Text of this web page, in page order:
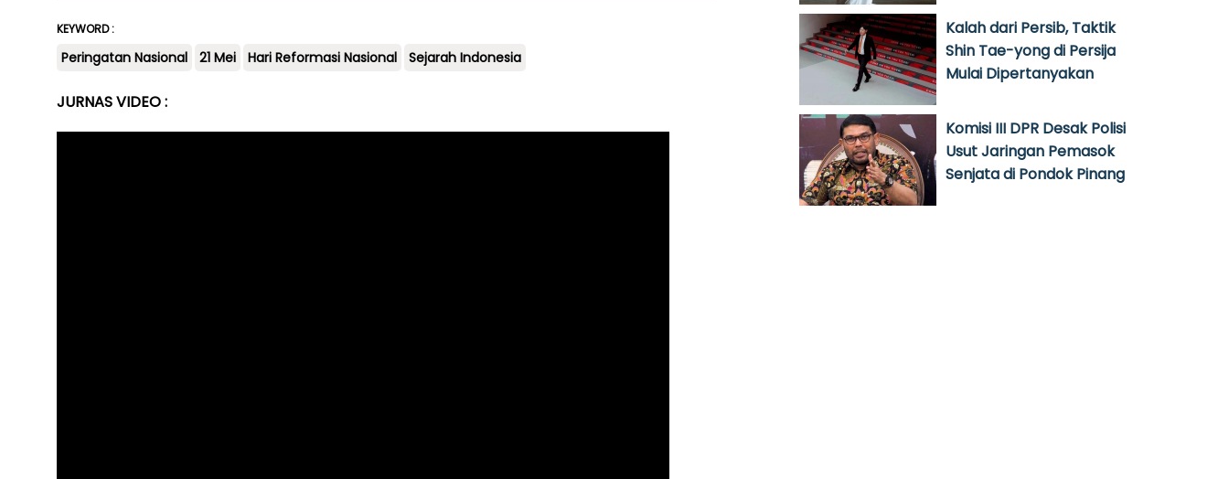
KEYWORD :
Peringatan Nasional 21 Mei Hari Reformasi Nasional Sejarah Indonesia
JURNAS VIDEO :
Kalah dari Persib, Taktik
Shin Tae-yong di Persija
Mulai Dipertanyakan
Komisi III DPR Desak Polisi
Usut Jaringan Pemasok
Senjata di Pondok Pinang